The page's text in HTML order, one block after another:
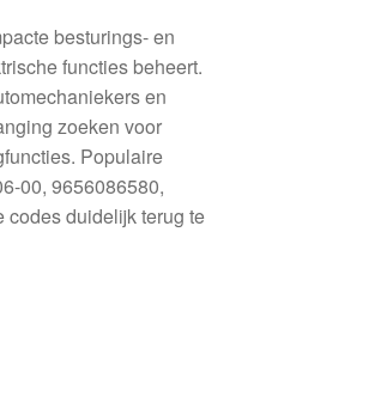
besturings- en
functies beheert.
en
zoeken voor
Populaire
00, 9656086580,
duidelijk terug te